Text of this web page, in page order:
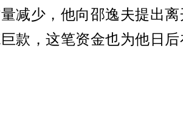
减少，他向邵逸夫提出
款，这笔资金也为他日